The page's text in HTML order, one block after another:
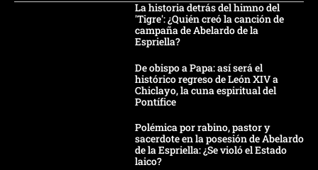
La historia detrás del himno del
'Tigre': ¿Quién creó la canción de
campaña de Abelardo de la
Espriella?
De obispo a Papa: así será el
histórico regreso de León XIV a
Chiclayo, la cuna espiritual del
Pontífice
Polémica por rabino, pastor y
sacerdote en la posesión de Abelardo
de la Espriella: ¿Se violó el Estado
laico?